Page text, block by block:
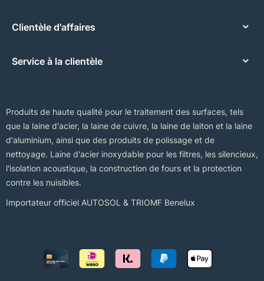
Clientèle d'affaires
Service à la clientèle
Produits de haute qualité pour le traitement des surfaces, tels
que la laine d'acier, la laine de cuivre, la laine de laiton et la laine
d'aluminium, ainsi que des produits de polissage et de
nettoyage. Laine d'acier inoxydable pour les filtres, les silencieux,
l'isolation acoustique, la construction de fours et la protection
contre les nuisibles.
Importateur officiel AUTOSOL & TRIOMF Benelux